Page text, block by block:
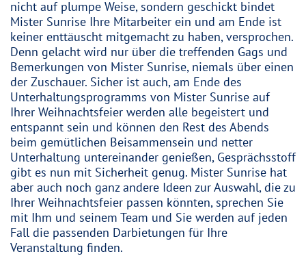
nicht auf plumpe Weise, sondern geschickt bindet
Mister Sunrise Ihre Mitarbeiter ein und am Ende ist
keiner enttäuscht mitgemacht zu haben, versprochen.
Denn gelacht wird nur über die treffenden Gags und
Bemerkungen von Mister Sunrise, niemals über einen
der Zuschauer. Sicher ist auch, am Ende des
Unterhaltungsprogramms von Mister Sunrise auf
Ihrer Weihnachtsfeier werden alle begeistert und
entspannt sein und können den Rest des Abends
beim gemütlichen Beisammensein und netter
Unterhaltung untereinander genießen, Gesprächsstoff
gibt es nun mit Sicherheit genug. Mister Sunrise hat
aber auch noch ganz andere Ideen zur Auswahl, die zu
Ihrer Weihnachtsfeier passen könnten, sprechen Sie
mit Ihm und seinem Team und Sie werden auf jeden
Fall die passenden Darbietungen für Ihre
Veranstaltung finden.